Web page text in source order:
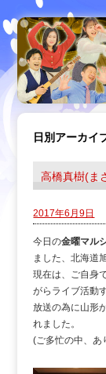
日別アーカイ
高橋真樹(ま
2017年6月9日
今日の金曜マル
ました、北海道
現在は、ご自身
がらライブ活動
放送の為に山形
れました。
(ご多忙の中、あ